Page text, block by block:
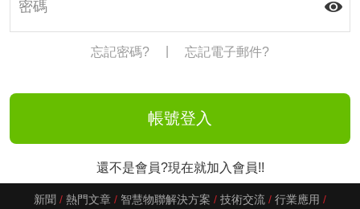
忘記密碼? 忘記電子郵件?
還不是會員?現在就加入會員!!
新聞 熱門文章 智慧物聯解決方案 技術交流
行業應用